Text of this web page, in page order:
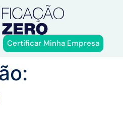
Certificar Minha Empresa